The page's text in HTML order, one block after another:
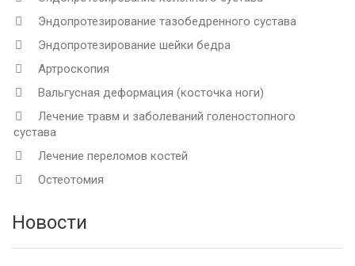
Эндопротезирование тазобедренного сустава
Эндопротезирование шейки бедра
Артроскопия
Вальгусная деформация (косточка ноги)
Лечение травм и заболеваний голеностопного
сустава
Лечение переломов костей
Остеотомия
Новости